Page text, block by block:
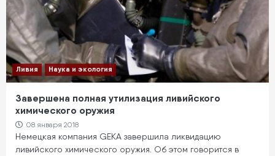
Ливия Наука и экология
Завершена полная утилизация ливийского
химического оружия
08 января 2018
Немецкая компания GEKA завершила ликвидацию
ливийского химического оружия. Об этом говорится в